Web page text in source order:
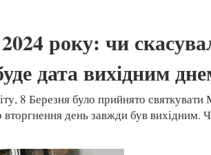
року: чи
дата вихідним
8 Березня було прийнято
день завжди був вихідним.